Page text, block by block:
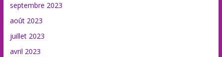
septembre 2023
août 2023
juillet 2023
avril 2023